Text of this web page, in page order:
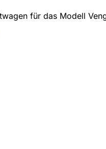
für das Modell